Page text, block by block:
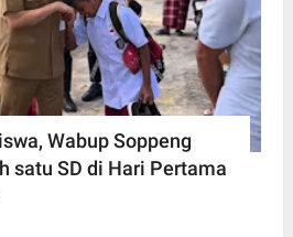
Wabup Soppeng
satu SD di Hari Pertama